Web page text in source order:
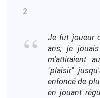
2
Je fut joueur
ans; je
m'attiraient
"plaisir"
enfoncé de
en jouant